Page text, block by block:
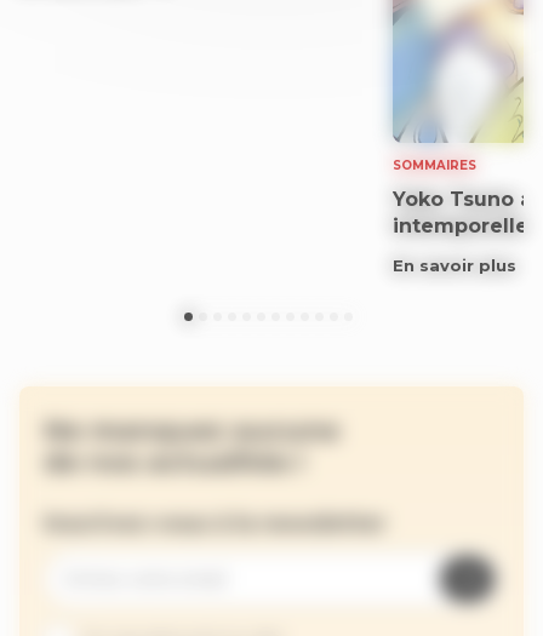
SOMMAIRES
Yoko Tsuno
intemporelle
En savoir plus
Ne manquez aucune